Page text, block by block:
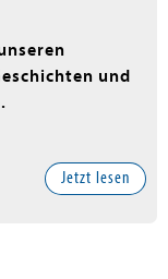
und
Jetzt lesen